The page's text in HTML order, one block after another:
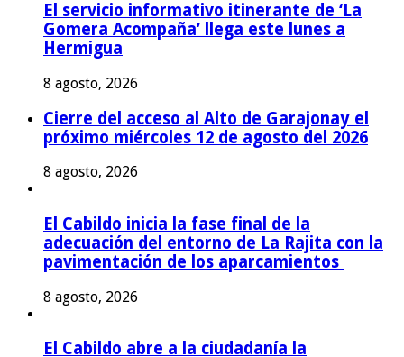
El servicio informativo itinerante de ‘La
Gomera Acompaña’ llega este lunes a
Hermigua
8 agosto, 2026
Cierre del acceso al Alto de Garajonay el
próximo miércoles 12 de agosto del 2026
8 agosto, 2026
El Cabildo inicia la fase final de la
adecuación del entorno de La Rajita con la
pavimentación de los aparcamientos
8 agosto, 2026
El Cabildo abre a la ciudadanía la